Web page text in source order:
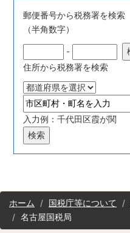
郵便番号から税務署を検索
（半角数字）
-
住所から税務署を検索
入力例：千代田区霞が関
サ
イホーム 国税庁等について
名古屋国税局